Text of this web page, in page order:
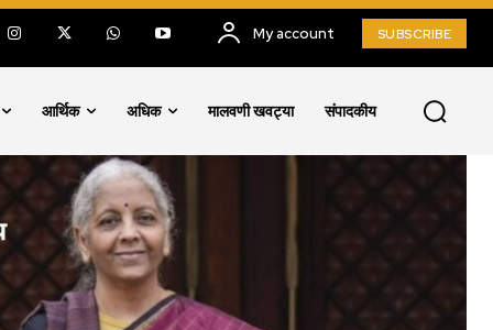
My account SUBSCRIBE
आर्थिक अधिक मालवणी खवट्या संपादकीय